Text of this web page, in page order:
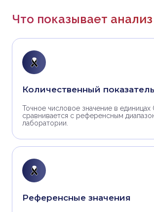
Что показывает анализ
Количественный показатель
Точное числовое значение в единицах
сравнивается с референсным
лаборатории.
Референсные значения